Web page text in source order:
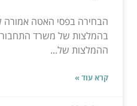
הבחירה בפסי האטה
בהמלצות של משרד
ההמלצות של...
קרא עוד »